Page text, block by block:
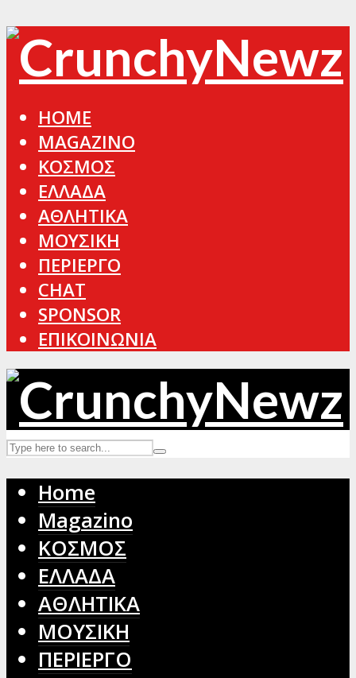
HOME
MAGAZINO
ΚΟΣΜΟΣ
ΕΛΛΑΔΑ
ΑΘΛΗΤΙΚΑ
ΜΟΥΣΙΚΗ
ΠΕΡΙΕΡΓΟ
CHAT
SPONSOR
ΕΠΙΚΟΙΝΩΝΙΑ
Home
Magazino
ΚΟΣΜΟΣ
ΕΛΛΑΔΑ
ΑΘΛΗΤΙΚΑ
ΜΟΥΣΙΚΗ
ΠΕΡΙΕΡΓΟ